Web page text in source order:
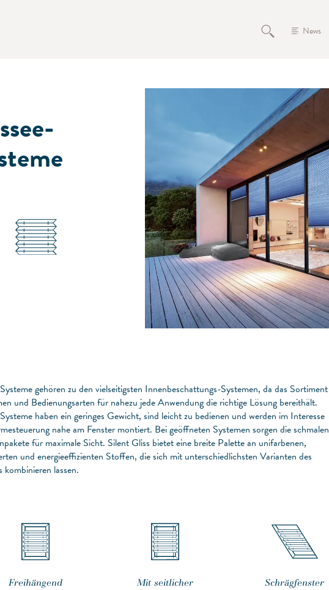
News
gehören zu den vielseitigsten Innenbeschattungs-Systemen, da das Sortiment
und Bedienungsarten für nahezu jede Anwendung die richtige Lösung bereithält.
haben ein geringes Gewicht, sind leicht zu bedienen und werden im Interesse
nahe am Fenster montiert. Bei geöffneten Systemen sorgen die schmalen
für maximale Sicht. Silent Gliss bietet eine breite Palette an unifarbenen,
und energieeffizienten Stoffen, die sich mit unterschiedlichsten Varianten des
kombinieren lassen.
Freihängend
Mit seitlicher
Schrägfenster